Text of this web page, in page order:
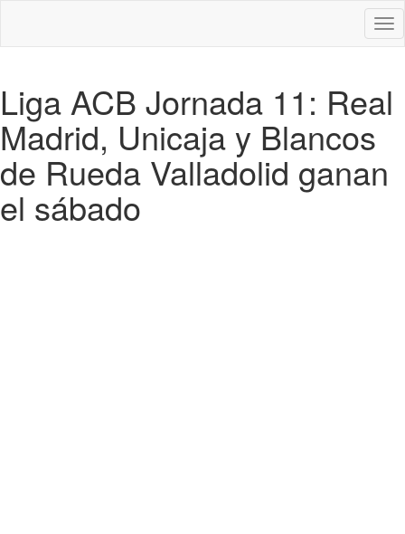
Liga ACB Jornada 11: Real
Madrid, Unicaja y Blancos
de Rueda Valladolid ganan
el sábado